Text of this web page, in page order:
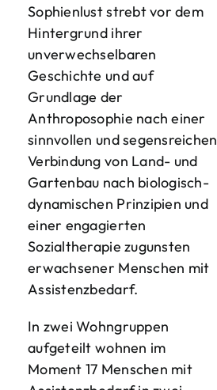
Sophienlust strebt vor dem
Hintergrund ihrer
unverwechselbaren
Geschichte und auf
Grundlage der
Anthroposophie nach einer
sinnvollen und segensreichen
Verbindung von Land- und
Gartenbau nach biologisch-
dynamischen Prinzipien und
einer engagierten
Sozialtherapie zugunsten
erwachsener Menschen mit
Assistenzbedarf.
In zwei Wohngruppen
aufgeteilt wohnen im
Moment 17 Menschen mit